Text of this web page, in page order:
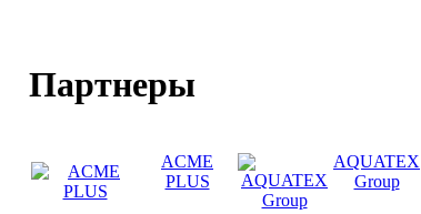
Партнеры
ACME
PLUS
AQUATEX
Group